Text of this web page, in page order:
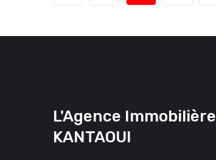
L'Agence Immobilière
KANTAOUI